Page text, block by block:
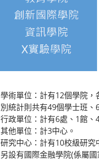
學術單位：計有12個學院
別統計則共有49個學士班
行政單位：計有6處、1館、
其他單位：計3中心。
研究中心：計有10校級研究
另設有國際金融學院(係屬